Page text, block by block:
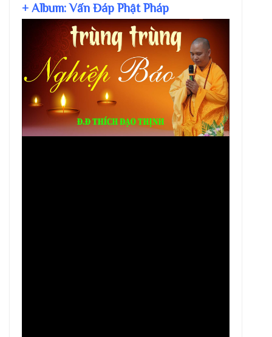
+ Album: Vấn Đáp Phật Pháp